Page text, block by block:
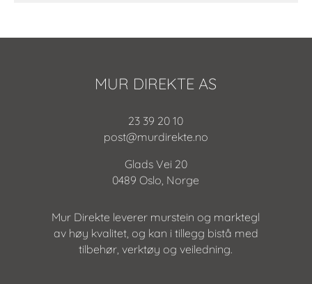
MUR DIREKTE AS
23 39 20 10
post@murdirekte.no
Glads Vei 20
0489 Oslo, Norge
Mur Direkte leverer murstein og marktegl
av høy kvalitet, og kan i tillegg bistå med
tilbehør, verktøy og veiledning.